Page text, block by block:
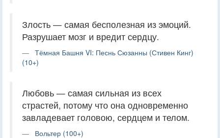
Злость — самая бесполезная из эмоций.
Разрушает мозг и вредит сердцу.
Тёмная Башня VI: Песнь Сюзанны (Стивен Кинг)
(10+)
Любовь — самая сильная из всех
страстей, потому что она одновременно
завладевает головою, сердцем и телом.
Вольтер (100+)